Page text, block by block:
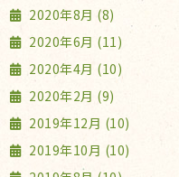
2020年8月 (8)
2020年6月 (11)
2020年4月 (10)
2020年2月 (9)
2019年12月 (10)
2019年10月 (10)